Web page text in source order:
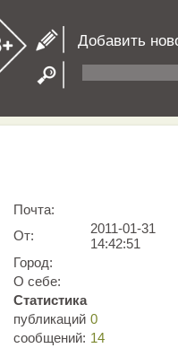
Добавить
Почта:
От:
2011-01-31
14:42:51
Город:
О себе:
Статистика
публикаций 0
сообщений: 14